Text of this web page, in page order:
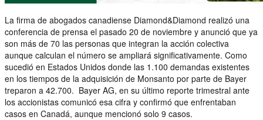
La firma de abogados canadiense Diamond&Diamond realizó una
conferencia de prensa el pasado 20 de noviembre y anunció que ya
son más de 70 las personas que integran la acción colectiva
aunque calculan el número se ampliará significativamente. Como
sucedió en Estados Unidos donde las 1.100 demandas existentes
en los tiempos de la adquisición de Monsanto por parte de Bayer
treparon a 42.700. Bayer AG, en su último reporte trimestral ante
los accionistas comunicó esa cifra y confirmó que enfrentaban
casos en Canadá, aunque mencionó solo 9 casos.